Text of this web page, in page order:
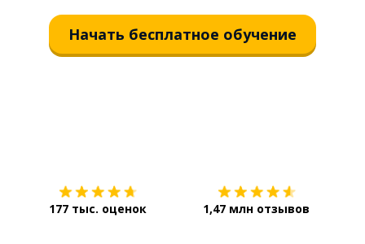
Начать бесплатное обучение
177 тыс. оценок 1,47 млн отзывов